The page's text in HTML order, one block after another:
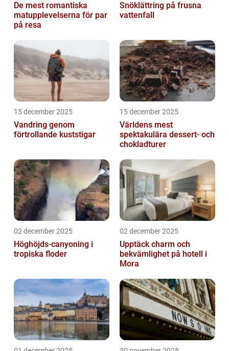
De mest romantiska
matupplevelserna för par
på resa
Snöklättring på frusna
vattenfall
15 december 2025
Vandring genom
förtrollande kuststigar
15 december 2025
Världens mest
spektakulära dessert- och
chokladturer
02 december 2025
Höghöjds-canyoning i
tropiska floder
02 december 2025
Upptäck charm och
bekvämlighet på hotell i
Mora